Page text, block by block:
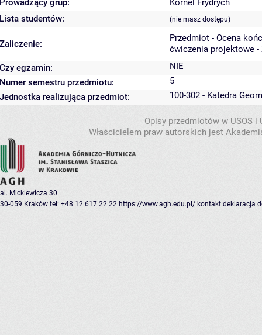
Prowadzący grup:
Kornel Frydrych
Lista studentów:
(nie masz dostępu)
Zaliczenie:
Przedmiot - Ocena
ćwiczenia projektowe -
Czy egzamin:
NIE
Numer semestru przedmiotu:
5
Jednostka realizująca przedmiot:
100-302 - Katedra
Opisy przedmiotów w USOS
Właścicielem praw autorskich jest
al. Mickiewicza 30
30-059 Kraków tel: +48 12 617 22 22 https://www.agh.edu.pl/ kontakt deklaracja